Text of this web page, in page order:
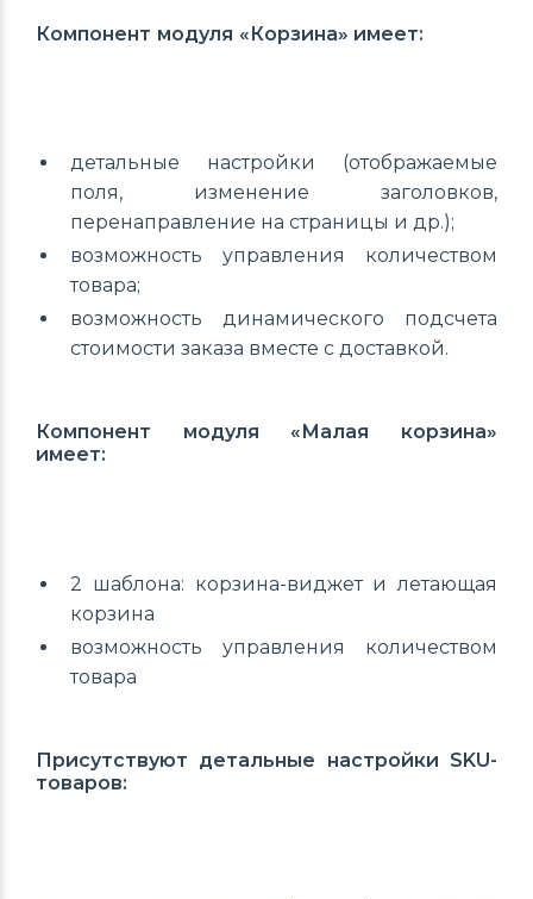
Компонент модуля «Корзина» имеет:
детальные настройки (отображаемые
поля, изменение заголовков,
перенаправление на страницы и др.);
возможность управления количеством
товара;
возможность динамического подсчета
стоимости заказа вместе с доставкой.
Компонент модуля «Малая корзина»
имеет:
2 шаблона: корзина-виджет и летающая
корзина
возможность управления количеством
товара
Присутствуют детальные настройки SKU-
товаров: